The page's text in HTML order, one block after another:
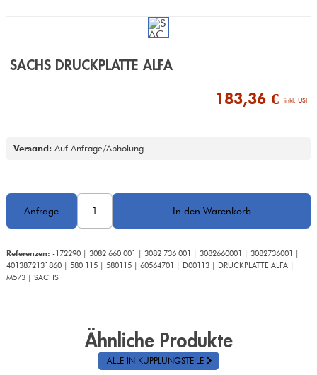
SACHS DRUCKPLATTE ALFA
183,36 € inkl. USt
Versand: Auf Anfrage/Abholung
Referenzen: -172290 | 3082 660 001 | 3082 736 001 | 3082660001 | 3082736001 |
4013872131860 | 580 115 | 580115 | 60564701 | D00113 | DRUCKPLATTE ALFA |
M573 | SACHS
Ähnliche Produkte
ALLE IN KUPPLUNGSTEILE